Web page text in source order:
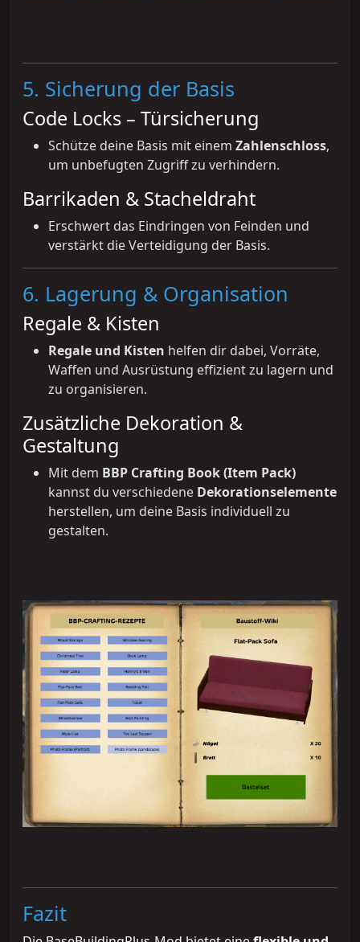
5. Sicherung der Basis
Code Locks – Türsicherung
Schütze deine Basis mit einem Zahlenschloss,
um unbefugten Zugriff zu verhindern.
Barrikaden & Stacheldraht
Erschwert das Eindringen von Feinden und
verstärkt die Verteidigung der Basis.
6. Lagerung & Organisation
Regale & Kisten
Regale und Kisten helfen dir dabei, Vorräte,
Waffen und Ausrüstung effizient zu lagern und
zu organisieren.
Zusätzliche Dekoration &
Gestaltung
Mit dem BBP Crafting Book (Item Pack)
kannst du verschiedene Dekorationselemente
herstellen, um deine Basis individuell zu
gestalten.
Fazit